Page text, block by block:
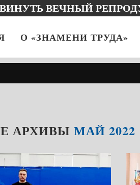
И…
О «ЗНАМЕНИ ТРУДА»
АРХИВЫ МАЙ 2022